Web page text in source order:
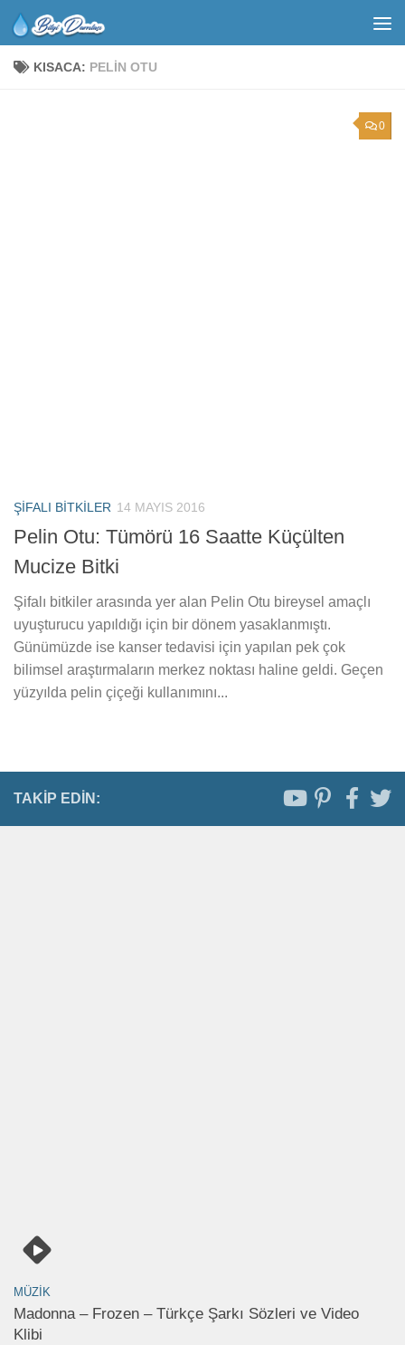
KISACA: PELIN OTU
0
ŞIFALI BITKILER 14 MAYIS 2016
Pelin Otu: Tümörü 16 Saatte Küçülten
Mucize Bitki
Şifalı bitkiler arasında yer alan Pelin Otu bireysel amaçlı
uyuşturucu yapıldığı için bir dönem yasaklanmıştı.
Günümüzde ise kanser tedavisi için yapılan pek çok
bilimsel araştırmaların merkez noktası haline geldi. Geçen
yüzyılda pelin çiçeği kullanımını...
TAKIP EDIN:
MÜZIK
Madonna – Frozen – Türkçe Şarkı Sözleri ve Video
Klibi